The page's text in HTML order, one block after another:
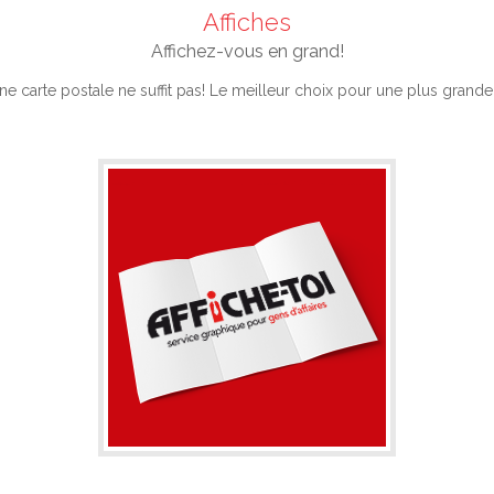
Affiches
Affichez-vous en grand!
carte postale ne suffit pas! Le meilleur choix pour une plus grande